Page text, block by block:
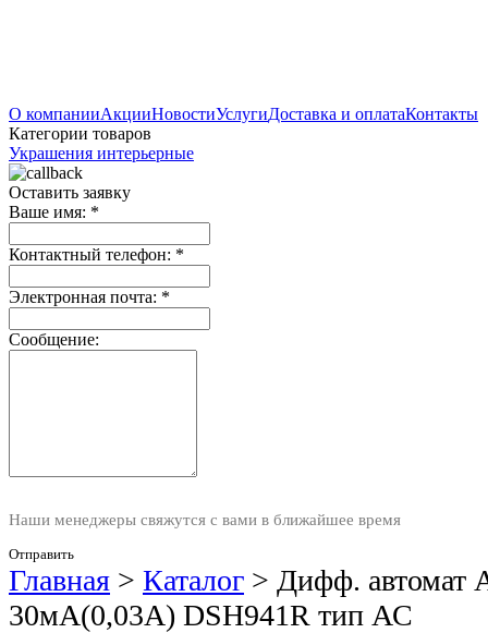
О компанииАкцииНовостиУслугиДоставка и оплатаКонтакты
Категории товаров
Украшения интерьерные
Оставить заявку
Ваше имя: *
Контактный телефон: *
Электронная почта: *
Сообщение:
Наши менеджеры свяжутся с вами в ближайшее время
Отправить
Главная > Каталог > Дифф.
30мА(0,03А) DSH941R тип АС